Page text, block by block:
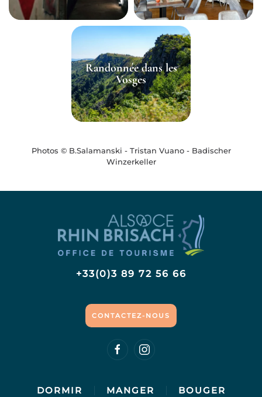
Randonnée dans les
Vosges
Photos © B.Salamanski - Tristan Vuano - Badischer
Winzerkeller
+33(0)3 89 72 56 66
CONTACTEZ-NOUS
DORMIR MANGER
BOUGER